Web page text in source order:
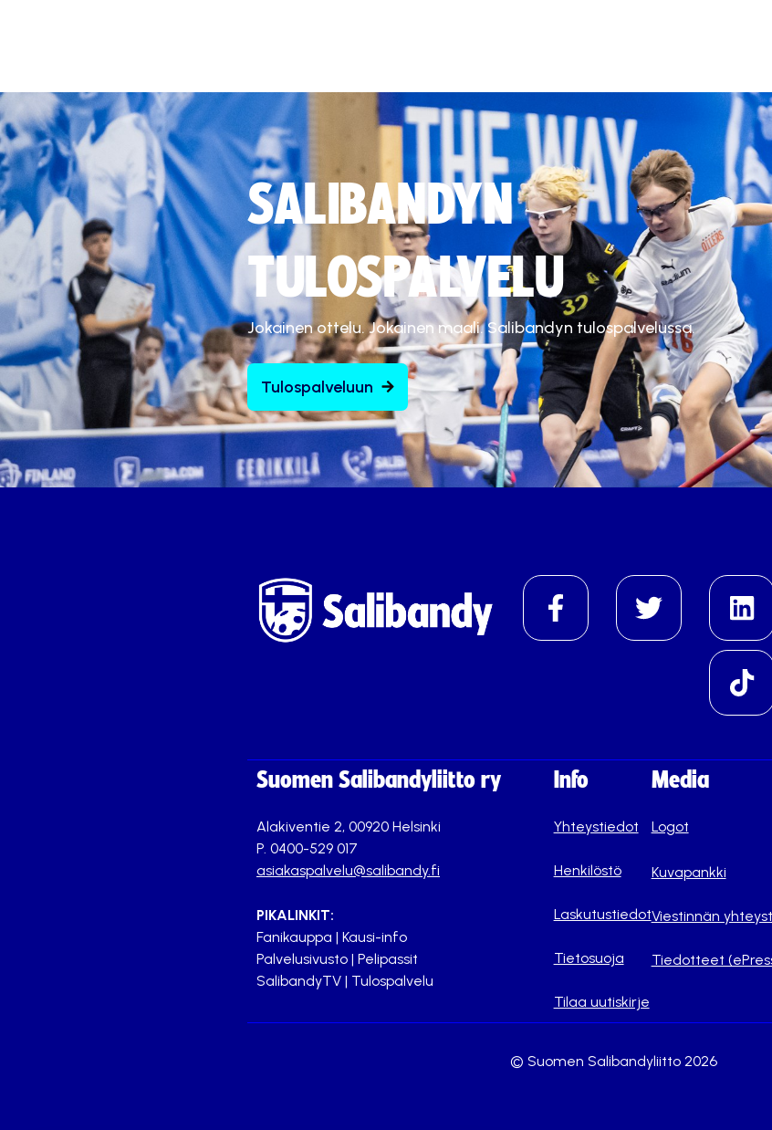
SALIBANDYN
TULOSPALVELU
Jokainen ottelu. Jokainen maali. Salibandyn tulospalvelussa.
Tulospalveluun
Suomen Salibandyliitto ry
Alakiventie 2, 00920 Helsinki
P. 0400-529 017
asiakaspalvelu@salibandy.fi
PIKALINKIT:
Fanikauppa | Kausi-info
Palvelusivusto | Pelipassit
SalibandyTV | Tulospalvelu
Info
Yhteystiedot
Henkilöstö
Laskutustiedot
Tietosuoja
Tilaa uutiskirje
Media
Logot
Kuvapankki
Viestinnän
Tiedotteet
© Suomen Salibandyliitto 2026